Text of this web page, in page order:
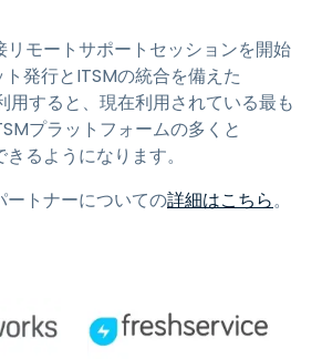
リモートサポートセッションを開始
発行とITSMの統合を備えた
すると、現在利用されている最も
プラットフォームの多くと
るようになります。
トナーについての詳細はこちら。